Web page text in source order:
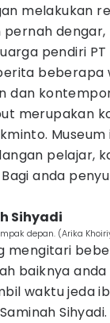
melakukan
pernah
pendiri
beberapa
dan
merupakan
pelajar,
anda
Sihyadi
depan. (Arika
mengitari
baiknya
waktu jeda
Sihyadi.